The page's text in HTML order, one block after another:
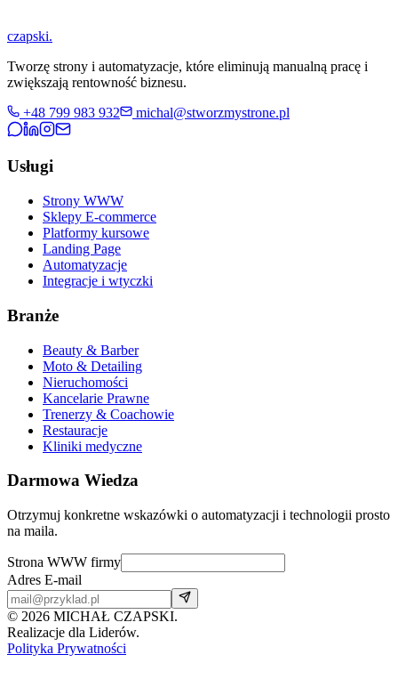
czapski.
Tworzę strony i automatyzacje, które eliminują manualną pracę i
zwiększają rentowność biznesu.
+48 799 983 932
michal@stworzmystrone.pl
Usługi
Strony WWW
Sklepy E-commerce
Platformy kursowe
Landing Page
Automatyzacje
Integracje i wtyczki
Branże
Beauty & Barber
Moto & Detailing
Nieruchomości
Kancelarie Prawne
Trenerzy & Coachowie
Restauracje
Kliniki medyczne
Darmowa Wiedza
Otrzymuj konkretne wskazówki o automatyzacji i technologii prosto
na maila.
Strona WWW firmy
Adres E-mail
© 2026 MICHAŁ CZAPSKI.
Realizacje dla Liderów.
Polityka Prywatności